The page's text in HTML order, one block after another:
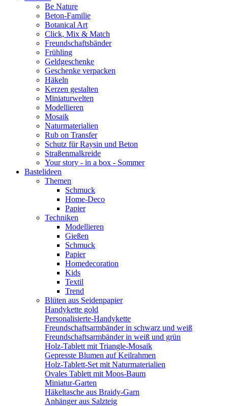
Be Nature
Beton-Familie
Botanical Art
Click, Mix & Match
Freundschaftsbänder
Frühling
Geldgeschenke
Geschenke verpacken
Häkeln
Kerzen gestalten
Miniaturwelten
Modellieren
Mosaik
Naturmaterialien
Rub on Transfer
Schutz für Raysin und Beton
Straßenmalkreide
Your story - in a box - Sommer
Bastelideen
Themen
Schmuck
Home-Deco
Papier
Techniken
Modellieren
Gießen
Schmuck
Papier
Homedecoration
Kids
Textil
Trend
Blüten aus Seidenpapier
Handykette gold
Personalisierte-Handykette
Freundschaftsarmbänder in schwarz und weiß
Freundschaftsarmbänder in weiß und grün
Holz-Tablett mit Triangle-Mosaik
Gepresste Blumen auf Keilrahmen
Holz-Tablett-Set mit Naturmaterialien
Ovales Tablett mit Moos-Baum
Miniatur-Garten
Häkeltasche aus Braidy-Garn
Anhänger aus Salzteig